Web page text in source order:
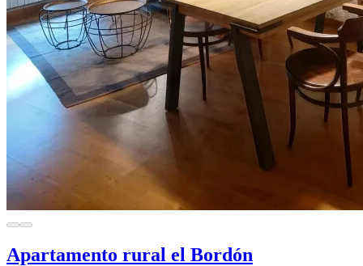
Apartamento rural el Bordón